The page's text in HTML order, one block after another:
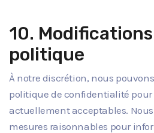
10.
politique
À notre discrétion, nous
politique de confidentialité pour
actuellement acceptables.
mesures raisonnables pour